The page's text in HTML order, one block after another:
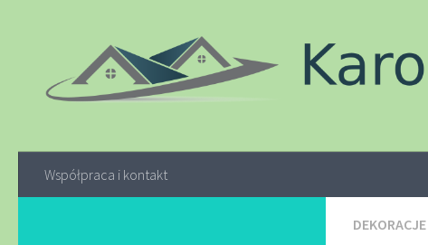
Współpraca i kontakt